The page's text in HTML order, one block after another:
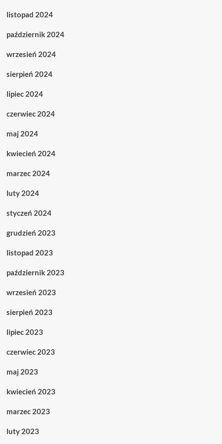
listopad 2024
październik 2024
wrzesień 2024
sierpień 2024
lipiec 2024
czerwiec 2024
maj 2024
kwiecień 2024
marzec 2024
luty 2024
styczeń 2024
grudzień 2023
listopad 2023
październik 2023
wrzesień 2023
sierpień 2023
lipiec 2023
czerwiec 2023
maj 2023
kwiecień 2023
marzec 2023
luty 2023